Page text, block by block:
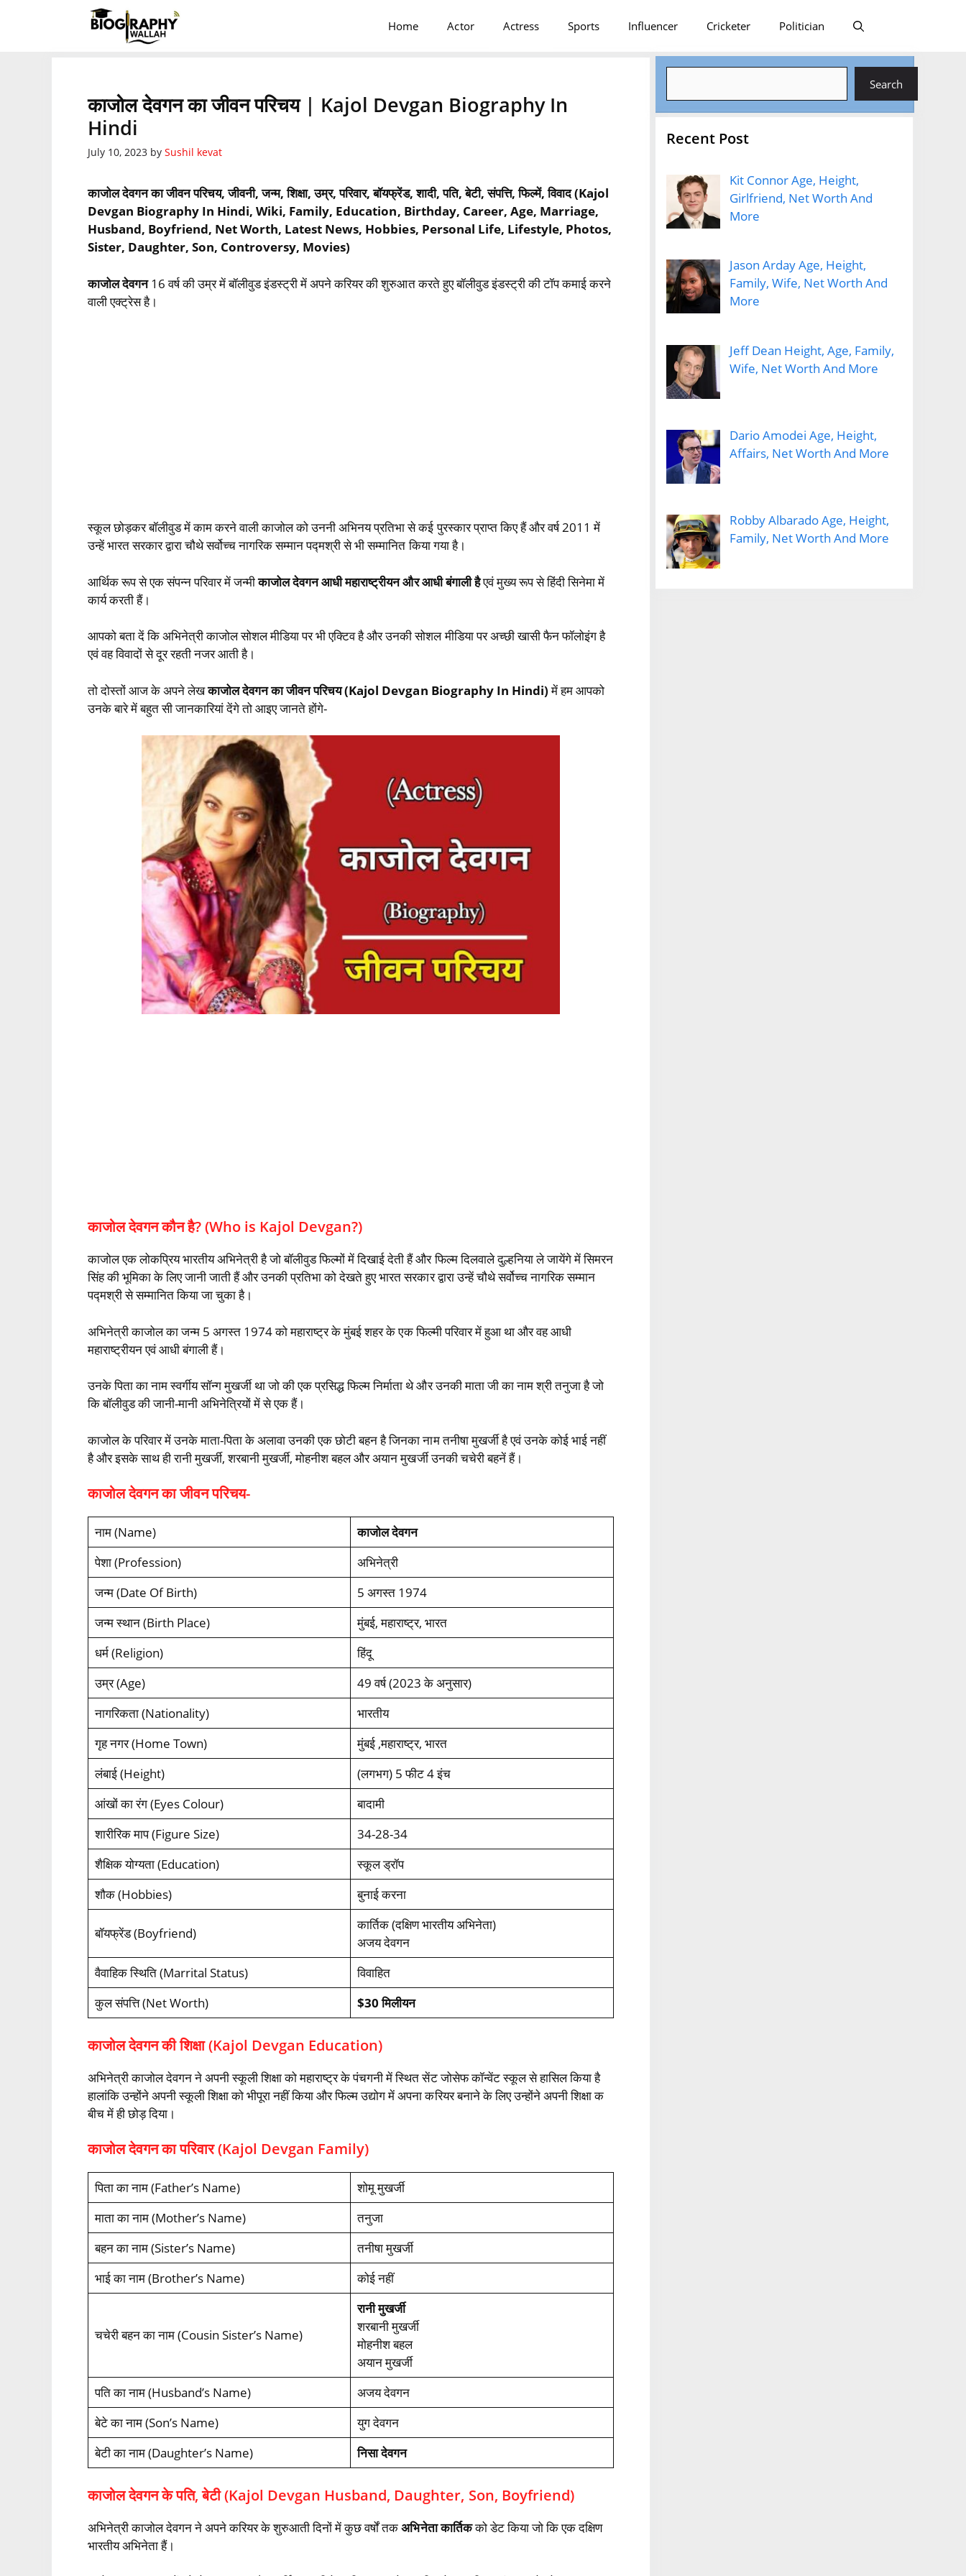
Home Actor Actress Sports Influencer Cricketer Politician
काजोल देवगन का जीवन परिचय | Kajol Devgan Biography In
Hindi
July 10, 2023 bySushil kevat
काजोल देवगन का जीवन परिचय, जीवनी, जन्म, शिक्षा, उम्र, परिवार, बॉयफ्रेंड, शादी, पति, बेटी, संपत्ति, फिल्में, विवाद (Kajol
Devgan Biography In Hindi, Wiki, Family, Education, Birthday, Career, Age, Marriage,
Husband, Boyfriend, Net Worth, Latest News, Hobbies, Personal Life, Lifestyle, Photos,
Sister, Daughter, Son, Controversy, Movies)
काजोल देवगन16 वर्ष की उम्र में बॉलीवुड इंडस्ट्री में अपने करियर की शुरुआत करते हुए बॉलीवुड इंडस्ट्री की टॉप कमाई करने
वाली एक्ट्रेस है।
स्कूल छोड़कर बॉलीवुड में काम करने वाली काजोल को उननी अभिनय प्रतिभा से कई पुरस्कार प्राप्त किए हैं और वर्ष 2011 में
उन्हें भारत सरकार द्वारा चौथे सर्वोच्च नागरिक सम्मान पद्मश्री से भी सम्मानित किया गया है।
आर्थिक रूप से एक संपन्न परिवार में जन्मीकाजोल देवगन आधी महाराष्ट्रीयन और आधी बंगाली हैएवं मुख्य रूप से हिंदी सिनेमा में
कार्य करती हैं।
आपको बता दें कि अभिनेत्री काजोल सोशल मीडिया पर भी एक्टिव है और उनकी सोशल मीडिया पर अच्छी खासी फैन फॉलोइंग है
एवं वह विवादों से दूर रहती नजर आती है।
तो दोस्तों आज के अपने लेखकाजोल देवगन का जीवन परिचय (Kajol Devgan Biography In Hindi)में हम आपको
उनके बारे में बहुत सी जानकारियां देंगे तो आइए जानते होंगे-
काजोल देवगन कौन है? (Who is Kajol Devgan?)
काजोल एक लोकप्रिय भारतीय अभिनेत्री है जो बॉलीवुड फिल्मों में दिखाई देती हैं और फिल्म दिलवाले दुल्हनिया ले जायेंगे में सिमरन
सिंह की भूमिका के लिए जानी जाती हैं और उनकी प्रतिभा को देखते हुए भारत सरकार द्वारा उन्हें चौथे सर्वोच्च नागरिक सम्मान
पद्मश्री से सम्मानित किया जा चुका है।
अभिनेत्री काजोल का जन्म 5 अगस्त 1974 को महाराष्ट्र के मुंबई शहर के एक फिल्मी परिवार में हुआ था और वह आधी
महाराष्ट्रीयन एवं आधी बंगाली हैं।
उनके पिता का नाम स्वर्गीय सॉन्ग मुखर्जी था जो की एक प्रसिद्ध फिल्म निर्माता थे और उनकी माता जी का नाम श्री तनुजा है जो
कि बॉलीवुड की जानी-मानी अभिनेत्रियों में से एक हैं।
काजोल के परिवार में उनके माता-पिता के अलावा उनकी एक छोटी बहन है जिनका नाम तनीषा मुखर्जी है एवं उनके कोई भाई नहीं
है और इसके साथ ही रानी मुखर्जी, शरबानी मुखर्जी, मोहनीश बहल और अयान मुखर्जी उनकी चचेरी बहनें हैं।
काजोल देवगन का जीवन परिचय-
नाम (Name)
काजोल देवगन
पेशा (Profession)
अभिनेत्री
जन्म (Date Of Birth)
5 अगस्त 1974
जन्म स्थान (Birth Place)
मुंबई, महाराष्ट्र, भारत
धर्म (Religion)
हिंदू
उम्र (Age)
49 वर्ष (2023 के अनुसार)
नागरिकता (Nationality)
भारतीय
गृह नगर (Home Town)
मुंबई ,महाराष्ट्र, भारत
लंबाई (Height)
(लगभग) 5 फीट 4 इंच
आंखों का रंग (Eyes Colour)
बादामी
शारीरिक माप (Figure Size)
34-28-34
शैक्षिक योग्यता (Education)
स्कूल ड्रॉप
शौक (Hobbies)
बुनाई करना
बॉयफ्रेंड (Boyfriend)
कार्तिक (दक्षिण भारतीय अभिनेता)
अजय देवगन
वैवाहिक स्थिति (Marrital Status)
विवाहित
कुल संपत्ति (Net Worth)
$30 मिलीयन
काजोल देवगन की शिक्षा (Kajol Devgan Education)
अभिनेत्री काजोल देवगन ने अपनी स्कूली शिक्षा को महाराष्ट्र के पंचगनी में स्थित सेंट जोसेफ कॉन्वेंट स्कूल से हासिल किया है
हालांकि उन्होंने अपनी स्कूली शिक्षा को भीपूरा नहीं किया और फिल्म उद्योग में अपना करियर बनाने के लिए उन्होंने अपनी शिक्षा क
बीच में ही छोड़ दिया।
काजोल देवगन का परिवार (Kajol Devgan Family)
पिता का नाम (Father’s Name)
शोमू मुखर्जी
माता का नाम (Mother’s Name)
तनुजा
बहन का नाम (Sister’s Name)
तनीषा मुखर्जी
भाई का नाम (Brother’s Name)
कोई नहीं
चचेरी बहन का नाम (Cousin Sister’s Name)
रानी मुखर्जी
शरबानी मुखर्जी
मोहनीश बहल
अयान मुखर्जी
पति का नाम (Husband’s Name)
अजय देवगन
बेटे का नाम (Son’s Name)
युग देवगन
बेटी का नाम (Daughter’s Name)
निसा देवगन
काजोल देवगन के पति, बेटी (Kajol Devgan Husband, Daughter, Son, Boyfriend)
अभिनेत्री काजोल देवगन ने अपने करियर के शुरुआती दिनों में कुछ वर्षों तकअभिनेता कार्तिकको डेट किया जो कि एक दक्षिण
भारतीय अभिनेता हैं।
Search
Recent Post
Kit Connor Age, Height,
Girlfriend, Net Worth And
More
Jason Arday Age, Height,
Family, Wife, Net Worth And
More
Jeff Dean Height, Age, Family,
Wife, Net Worth And More
Dario Amodei Age, Height,
Affairs, Net Worth And More
Robby Albarado Age, Height,
Family, Net Worth And More